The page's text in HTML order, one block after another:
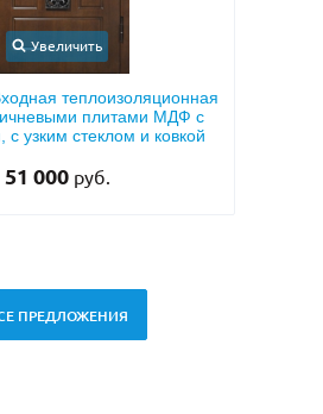
Увеличить
Входная дверь с
бугельной ручкой и
порошковым покрытием
45 000руб.
ПРЕДЛОЖЕНИЯ